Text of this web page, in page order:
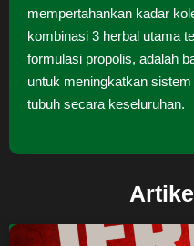
mempertahankan kadar
kombinasi 3 herbal utama
formulasi propolis, adalah
untuk meningkatkan
tubuh secara keseluruhan.